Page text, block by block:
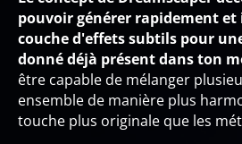
pouvoir générer rapidement
couche d'effets subtils pour
donné déjà présent dans ton
être capable de mélanger
ensemble de manière plus
touche plus originale que les